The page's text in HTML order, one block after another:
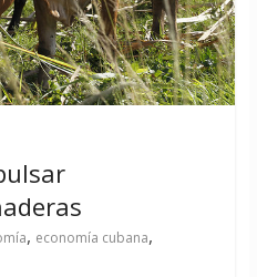
, economía cubana,